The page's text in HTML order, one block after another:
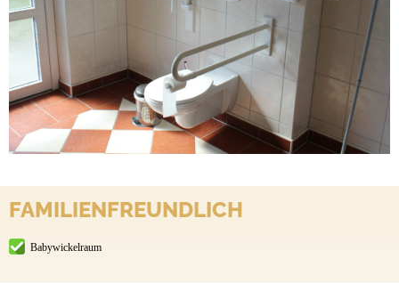
FAMILIENFREUNDLICH
Babywickelraum